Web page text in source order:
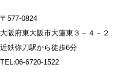
〒577-0824
大阪府東大阪市大蓮東３－４－２
近鉄弥刀駅から徒歩6分
TEL:06-6720-1522